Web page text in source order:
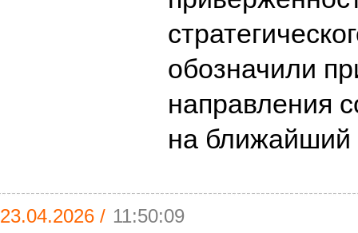
обозначили
направления
на
23.04.2026 / 11:50:09